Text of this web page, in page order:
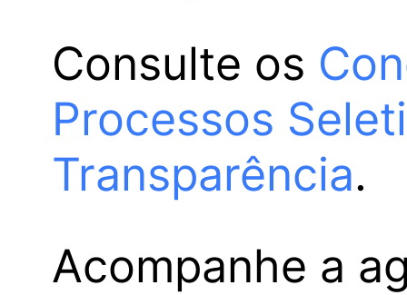
Consulte os
Processos
Transparência.
Acompanhe a